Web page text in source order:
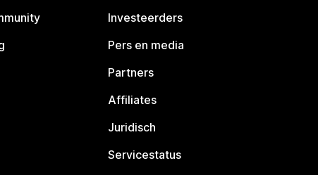
Investeerders
Pers en media
Partners
Affiliates
Juridisch
Servicestatus